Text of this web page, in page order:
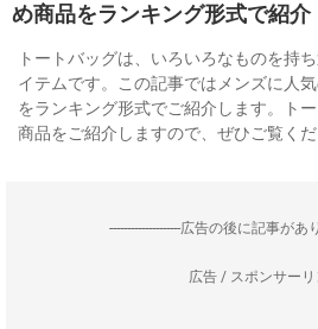
め商品をランキング形式で紹介
トートバッグは、いろいろなものを持
イテムです。この記事ではメンズに人
をランキング形式でご紹介します。ト
商品をご紹介しますので、ぜひご覧くだ
--------------------広告の後に記事があ
広告 / スポンサーリ